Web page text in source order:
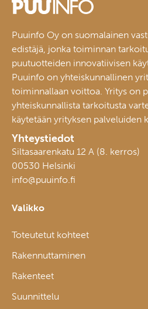
Puuinfo Oy on suomalainen
edistäjä, jonka toiminnan
puutuotteiden innovatiivisen
Puuinfo on yhteiskunnallinen
toiminnallaan voittoa. Yritys on
yhteiskunnallista tarkoitusta
käytetään yrityksen palveluiden
Yhteystiedot
Siltasaarenkatu 12 A (8. kerros)
00530 Helsinki
info@puuinfo.fi
Valikko
Toteutetut kohteet
Rakennuttaminen
Rakenteet
Suunnittelu